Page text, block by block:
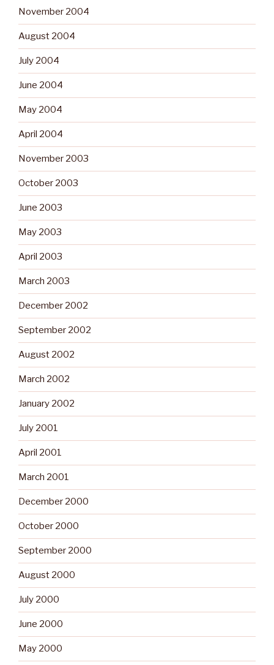
November 2004
August 2004
July 2004
June 2004
May 2004
April 2004
November 2003
October 2003
June 2003
May 2003
April 2003
March 2003
December 2002
September 2002
August 2002
March 2002
January 2002
July 2001
April 2001
March 2001
December 2000
October 2000
September 2000
August 2000
July 2000
June 2000
May 2000